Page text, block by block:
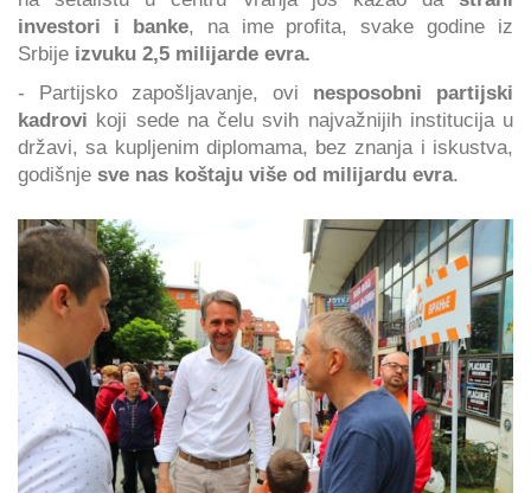
investori i banke, na ime profita, svake godine iz
Srbije izvuku 2,5 milijarde evra.
- Partijsko zapošljavanje, ovi nesposobni partijski
kadrovi koji sede na čelu svih najvažnijih institucija u
državi, sa kupljenim diplomama, bez znanja i iskustva,
godišnje sve nas koštaju više od milijardu evra.